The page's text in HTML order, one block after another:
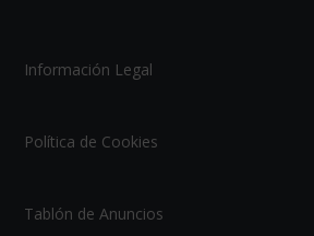
Información Legal
Política de Cookies
Tablón de Anuncios